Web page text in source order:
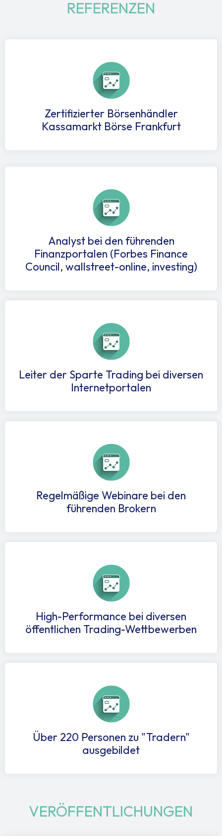
REFERENZEN
Zertifizierter Börsenhändler
Kassamarkt Börse Frankfurt
Analyst bei den führenden
Finanzportalen (Forbes Finance
Council, wallstreet-online, investing)
Leiter der Sparte Trading bei diversen
Internetportalen
Regelmäßige Webinare bei den
führenden Brokern
High-Performance bei diversen
öffentlichen Trading-Wettbewerben
Über 220 Personen zu "Tradern"
ausgebildet
VERÖFFENTLICHUNGEN